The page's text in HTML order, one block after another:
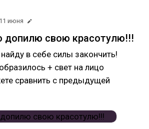
11 июня
допилю свою красотулю!!!
в себе силы закончить!
+ свет на лицо
сравнить с предыдущей